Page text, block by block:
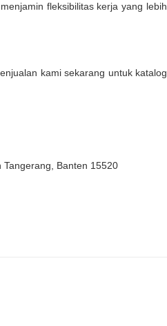
fleksibilitas kerja yang lebih
kami sekarang untuk katalog
Banten 15520